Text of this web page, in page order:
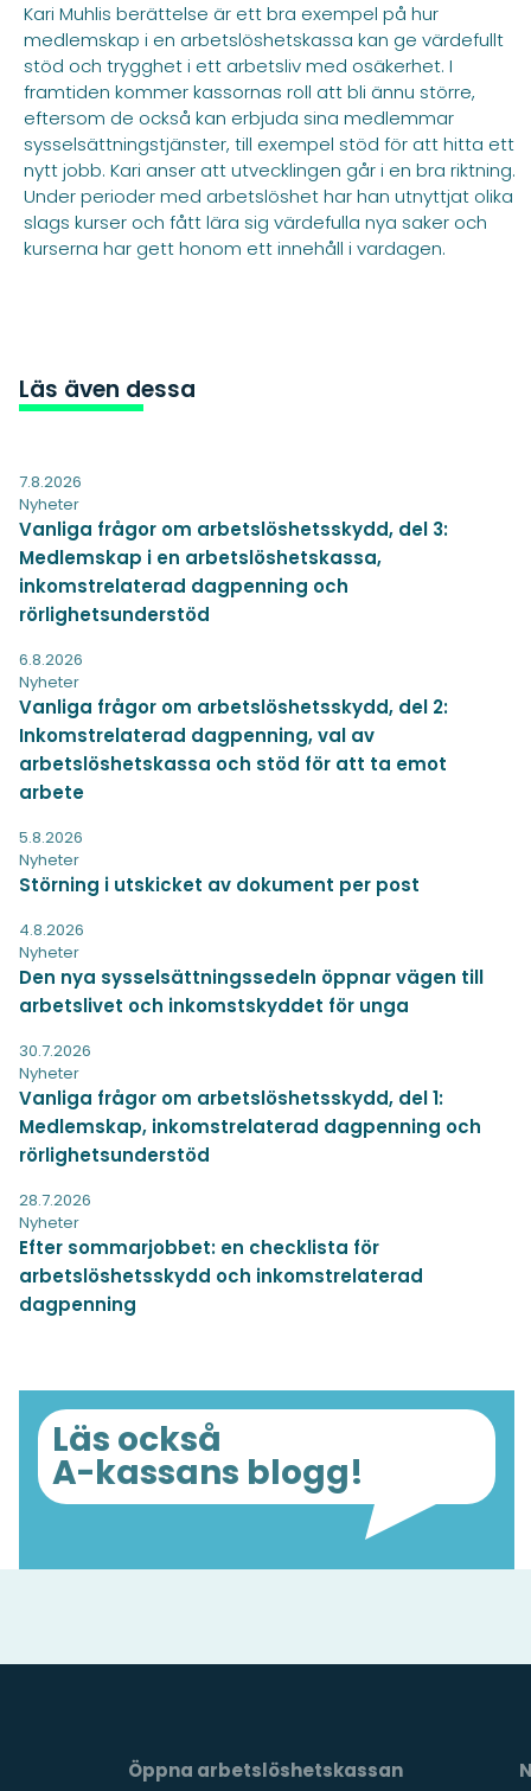
Läs även dessa
7.8.2026
Nyheter
Vanliga frågor om arbetslöshetsskydd, del 3:
Medlemskap i en arbetslöshetskassa,
inkomstrelaterad dagpenning och
rörlighetsunderstöd
6.8.2026
Nyheter
Vanliga frågor om arbetslöshetsskydd, del 2:
Inkomstrelaterad dagpenning, val av
arbetslöshetskassa och stöd för att ta emot
arbete
5.8.2026
Nyheter
Störning i utskicket av dokument per post
4.8.2026
Nyheter
Den nya sysselsättningssedeln öppnar vägen till
arbetslivet och inkomstskyddet för unga
30.7.2026
Nyheter
Vanliga frågor om arbetslöshetsskydd, del 1:
Medlemskap, inkomstrelaterad dagpenning och
rörlighetsunderstöd
28.7.2026
Nyheter
Efter sommarjobbet: en checklista för
arbetslöshetsskydd och inkomstrelaterad
dagpenning
Läs också
A-kassans blogg!
Kari Muhlis berättelse är ett bra exempel på hur
medlemskap i en arbetslöshetskassa kan ge värdefullt
stöd och trygghet i ett arbetsliv med osäkerhet. I
framtiden kommer kassornas roll att bli ännu större,
eftersom de också kan erbjuda sina medlemmar
sysselsättningstjänster, till exempel stöd för att hitta ett
nytt jobb. Kari anser att utvecklingen går i en bra riktning.
Under perioder med arbetslöshet har han utnyttjat olika
slags kurser och fått lära sig värdefulla nya saker och
kurserna har gett honom ett innehåll i vardagen.
Öppna arbetslöshetskassan